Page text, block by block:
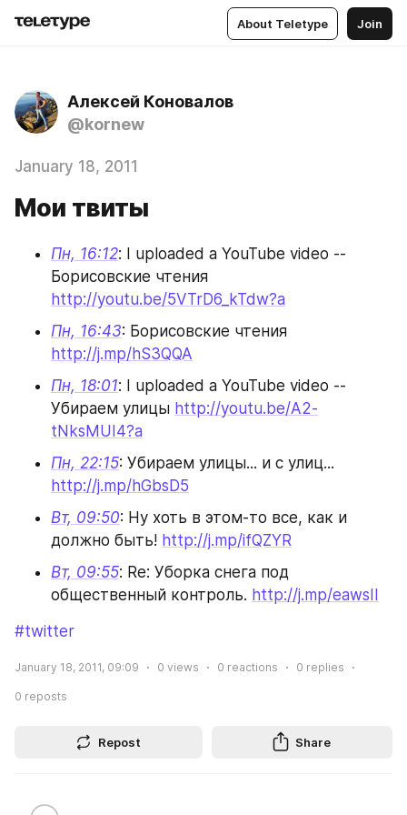
About Teletype Join
Алексей Коновалов
@kornew
January 18, 2011
Мои твиты
Пн, 16:12: I uploaded a YouTube video --
http://youtu.be/5VTrD6_kTdw?a
Пн, 16:43
http://j.mp/hS3QQA
Пн, 18:01: I uploaded a YouTube video --
Убираем улицы http://youtu.be/A2-
tNksMUI4?a
Пн, 22:15
http://j.mp/hGbsD5
Вт, 09:50: Ну хоть в этом-то все, как и
должно быть! http://j.mp/ifQZYR
Вт, 09:55: Re: Уборка снега под
общественный контроль. http://j.mp/eawsII
#twitter
January 18, 2011, 09:09 0 views 0 reactions 0 replies
0 reposts
Repost Share